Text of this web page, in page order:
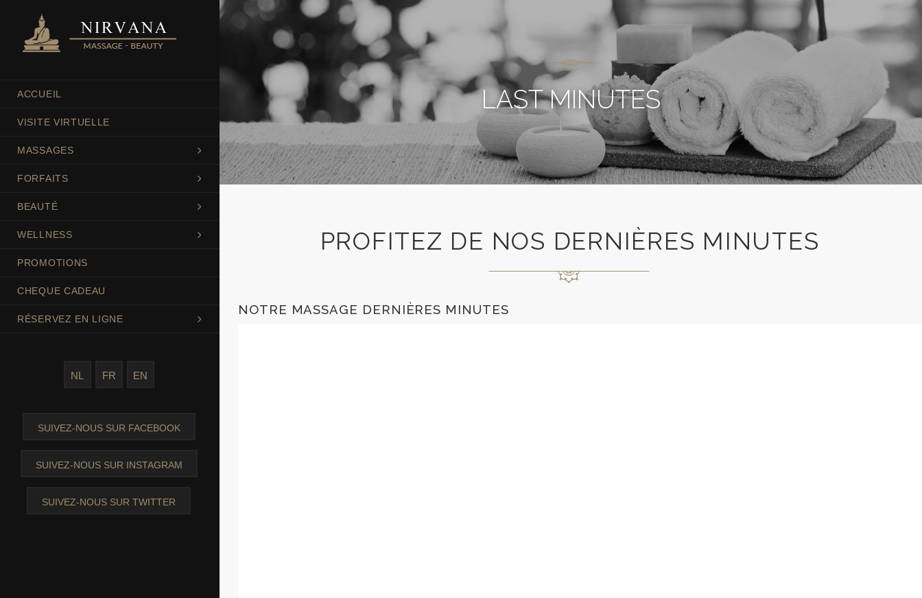
ACCUEIL
VISITE VIRTUELLE
MASSAGES
FORFAITS
BEAUTÉ
WELLNESS
PROMOTIONS
CHEQUE CADEAU
RÉSERVEZ EN LIGNE
NL FR EN
SUIVEZ-NOUS SUR FACEBOOK
SUIVEZ-NOUS SUR INSTAGRAM
SUIVEZ-NOUS SUR TWITTER
LAST MINUTES
PROFITEZ DE NOS DERNIÈRES MINUTES
NOTRE MASSAGE DERNIÈRES MINUTES